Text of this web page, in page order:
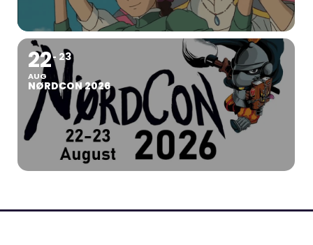
22
AUG
23
NØRDCON 2026